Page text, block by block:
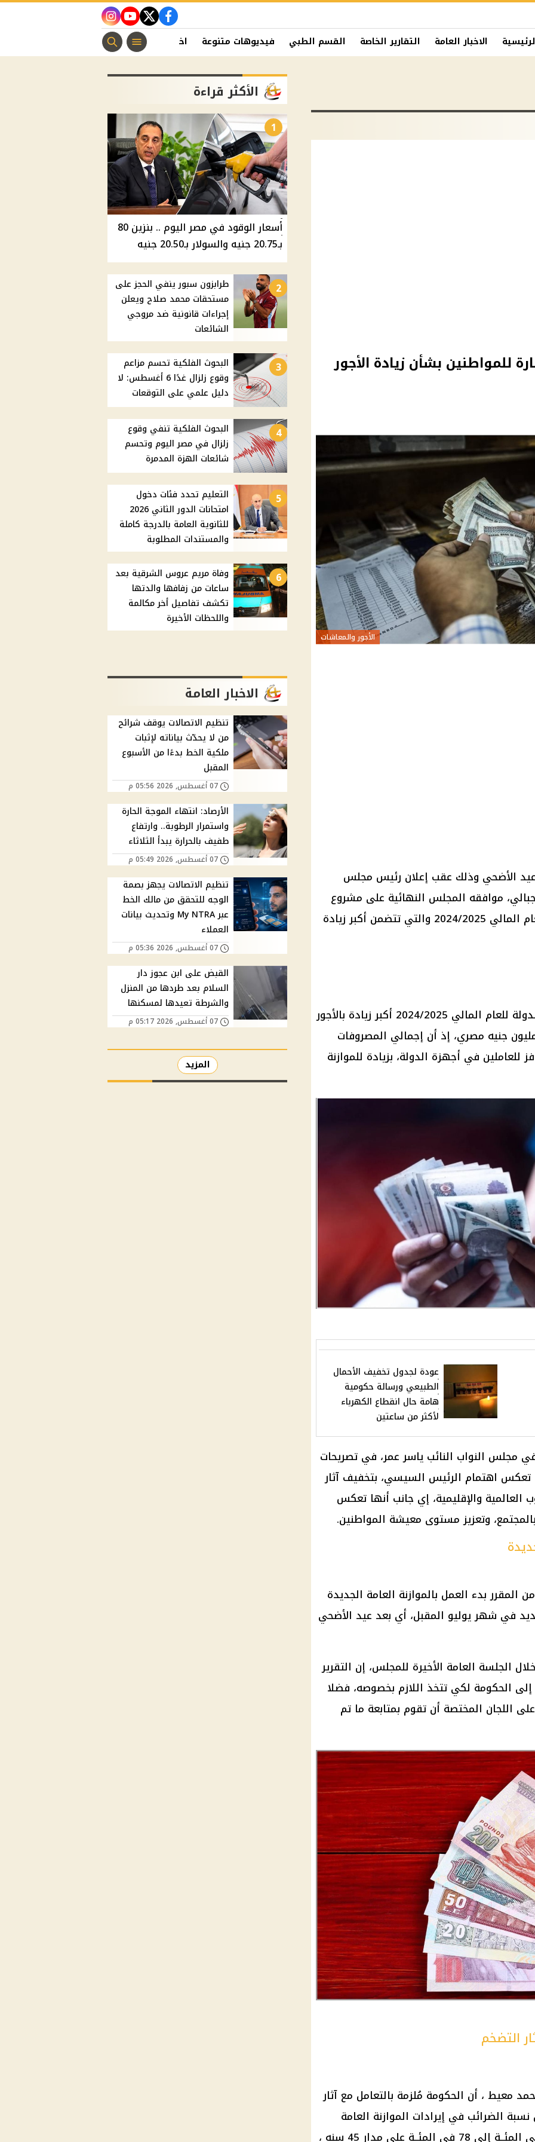
facebook
twitter
youtube
instagram
الاخبار العامة التقارير الخاصة القسم الطبي فيديوهات متنوعة اخبار الفن منوعات مسيحية
للمواطنين بشأن زيادة الأجور
الأجور والمعاشات
الأضحي وذلك عقب إعلان رئيس مجلس
موافقه المجلس النهائية على مشروع
والتي تتضمن أكبر
زيادة
الجديدة للدولة للعام المالي 2024/2025 أكبر زيادة بالأجور
والتي تقدر بنحو 575 مليون جنيه مصري، إذ أن إجمالي المصروفات
للعاملين في أجهزة الدولة، بزيادة للموازنة
عودة لجدول تخفيف الأحمال
الطبيعي ورسالة حكومية
هامة حال انقطاع الكهرباء
لأكثر من ساعتين
مجلس النواب النائب ياسر عمر، في تصريحات
تعكس اهتمام الرئيس السيسي، بتخفيف آثار
العالمية والإقليمية، إي جانب أنها تعكس
وتعزيز مستوى معيشة المواطنين.
المقرر بدء العمل بالموازنة العامة الجديدة
في شهر يوليو المقبل، أي بعد عيد الأضحي
الجلسة العامة الأخيرة للمجلس، إن التقرير
الحكومة لكي تتخذ اللازم بخصوصه، فضلا
اللجان المختصة أن تقوم بمتابعة ما تم
التضخم
معيط ، أن الحكومة مُلزمة بالتعامل مع آثار
الضرائب في إيرادات الموازنة العامة
الجديدة للدولة تتراوح ما بين 68 في المئــة إلى 78 في المئــة على مدار 45 سنه ،
الأكثر قراءة
1
أسعار الوقود في مصر اليوم .. بنزين 80
بـ20.75 جنيه والسولار بـ20.50 جنيه
2
طرابزون سبور ينفي الحجز على
مستحقات محمد صلاح ويعلن
إجراءات قانونية ضد مروجي
الشائعات
3
البحوث الفلكية تحسم مزاعم
وقوع زلزال غدًا 6 أغسطس: لا
دليل علمي على التوقعات
4
البحوث الفلكية تنفي وقوع
زلزال في مصر اليوم وتحسم
شائعات الهزة المدمرة
5
التعليم تحدد فئات دخول
امتحانات الدور الثاني 2026
للثانوية العامة بالدرجة كاملة
والمستندات المطلوبة
6
وفاة مريم عروس الشرقية بعد
ساعات من زفافها والدتها
تكشف تفاصيل أخر مكالمة
واللحظات الأخيرة
الاخبار العامة
تنظيم الاتصالات يوقف شرائح
من لا يحدّث بياناته لإثبات
ملكية الخط بدءًا من الأسبوع
المقبل
07 أغسطس, 2026 05:56 م
الأرصاد: انتهاء الموجة الحارة
واستمرار الرطوبة.. وارتفاع
طفيف بالحرارة يبدأ الثلاثاء
07 أغسطس, 2026 05:49 م
تنظيم الاتصالات يجهز بصمة
الوجه للتحقق من مالك الخط
عبر My NTRA وتحديث بيانات
العملاء
07 أغسطس, 2026 05:36 م
القبض على ابن عجوز دار
السلام بعد طردها من المنزل
والشرطة تعيدها لمسكنها
07 أغسطس, 2026 05:17 م
المزيد